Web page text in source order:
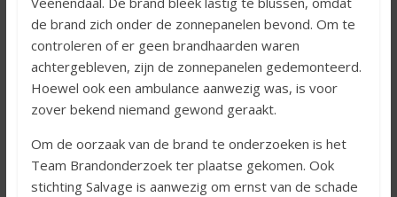
de brand zich onder de zonnepanelen bevond. Om te
controleren of er geen brandhaarden waren
achtergebleven, zijn de zonnepanelen gedemonteerd.
Hoewel ook een ambulance aanwezig was, is voor
zover bekend niemand gewond geraakt.
Om de oorzaak van de brand te onderzoeken is het
Team Brandonderzoek ter plaatse gekomen. Ook
stichting Salvage is aanwezig om ernst van de schade